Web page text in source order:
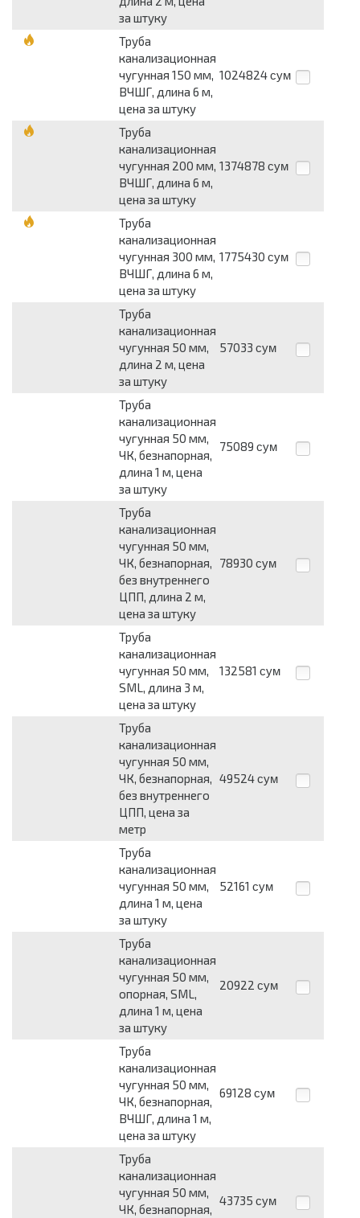
за штуку
Труба
канализационная
чугунная 150 мм,
ВЧШГ, длина 6 м,
цена за штуку
1024824 сум
Труба
канализационная
чугунная 200 мм,
ВЧШГ, длина 6 м,
цена за штуку
1374878 сум
Труба
канализационная
чугунная 300 мм,
ВЧШГ, длина 6 м,
цена за штуку
1775430 сум
Труба
канализационная
чугунная 50 мм,
длина 2 м, цена
за штуку
57033 сум
Труба
канализационная
чугунная 50 мм,
ЧК, безнапорная,
длина 1 м, цена
за штуку
75089 сум
Труба
канализационная
чугунная 50 мм,
ЧК, безнапорная,
без внутреннего
ЦПП, длина 2 м,
цена за штуку
78930 сум
Труба
канализационная
чугунная 50 мм,
SML, длина 3 м,
цена за штуку
132581 сум
Труба
канализационная
чугунная 50 мм,
ЧК, безнапорная,
без внутреннего
ЦПП, цена за
метр
49524 сум
Труба
канализационная
чугунная 50 мм,
длина 1 м, цена
за штуку
52161 сум
Труба
канализационная
чугунная 50 мм,
опорная, SML,
длина 1 м, цена
за штуку
20922 сум
Труба
канализационная
чугунная 50 мм,
ЧК, безнапорная,
ВЧШГ, длина 1 м,
цена за штуку
69128 сум
Труба
канализационная
чугунная 50 мм,
ЧК, безнапорная,
43735 сум